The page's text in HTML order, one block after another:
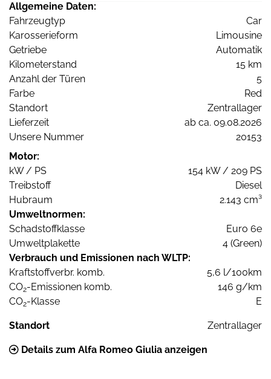
Allgemeine Daten:
Fahrzeugtyp
Car
Karosserieform
Limousine
Getriebe
Automatik
Kilometerstand
15 km
Anzahl der Türen
5
Farbe
Red
Standort
Zentrallager
Lieferzeit
ab ca. 09.08.2026
Unsere Nummer
20153
Motor:
kW / PS
154 kW / 209 PS
Treibstoff
Diesel
Hubraum
2.143 cm³
Umweltnormen:
Schadstoffklasse
Euro 6e
Umweltplakette
4 (Green)
Verbrauch und Emissionen nach WLTP:
Kraftstoffverbr. komb.
5,6 l/100km
CO2-Emissionen komb.
146 g/km
CO2-Klasse E
Standort Zentrallager
Details zum Alfa Romeo Giulia anzeigen